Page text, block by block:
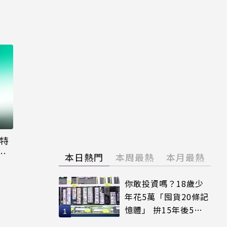
本日熱門 本周最熱 本月最熱
你敢投資嗎？18歲少
年花5萬「囤貨20條記
憶體」 拚15年後5倍